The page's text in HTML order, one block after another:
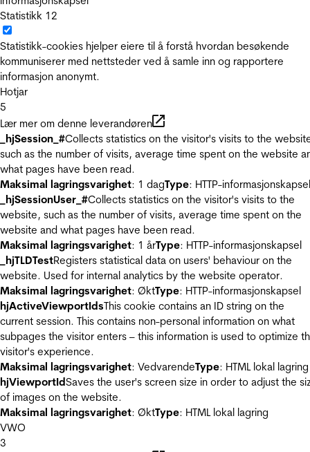
Statistikk 12
Statistikk-cookies hjelper eiere til å forstå hvordan besøkende
kommuniserer med nettsteder ved å samle inn og rapportere
informasjon anonymt.
Hotjar
5
Lær mer om denne leverandøren
_hjSession_#Collects statistics on the visitor's visits to the
such as the number of visits, average time spent on the website
what pages have been read.
Maksimal lagringsvarighet: 1 dagType: HTTP-informasjonskapsel
_hjSessionUser_#Collects statistics on the visitor's visits to the
website, such as the number of visits, average time spent on the
website and what pages have been read.
Maksimal lagringsvarighet: 1 årType: HTTP-informasjonskapsel
_hjTLDTestRegisters statistical data on users' behaviour on the
website. Used for internal analytics by the website operator.
Maksimal lagringsvarighet: ØktType: HTTP-informasjonskapsel
hjActiveViewportIdsThis cookie contains an ID string on the
current session. This contains non-personal information on what
subpages the visitor enters – this information is used to optimize
visitor's experience.
Maksimal lagringsvarighet: VedvarendeType: HTML lokal lagring
hjViewportIdSaves the user's screen size in order to adjust the
of images on the website.
Maksimal lagringsvarighet: ØktType: HTML lokal lagring
VWO
3